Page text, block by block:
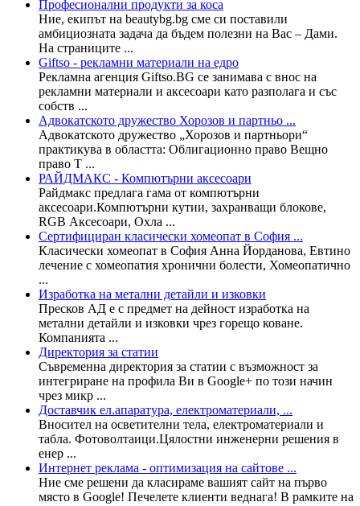
Професионални продукти за коса
Ние, екипът на beautybg.bg сме си поставили
амбициозната задача да бъдем полезни на Вас – Дами.
На страниците ...
Giftso - рекламни материали на едро
Рекламна агенция Giftso.BG се занимава с внос на
рекламни материали и аксесоари като разполага и със
собств ...
Адвокатското дружество Хорозов и партньо ...
Адвокатското дружество „Хорозов и партньори“
практикува в областта: Облигационно право Вещно
право Т ...
РАЙДМАКС - Компютърни аксесоари
Райдмакс предлага гама от компютърни
аксесоари.Компютърни кутии, захранващи блокове,
RGB Аксесоари, Охла ...
Сертифициран класически хомеопат в София ...
Класически хомеопат в София Анна Йорданова, Евтино
лечение с хомеопатия хронични болести, Хомеопатично
...
Изработка на метални детайли и изковки
Пресков АД е с предмет на дейност изработка на
метални детайли и изковки чрез горещо коване.
Компанията ...
Директория за статии
Съвременна директория за статии с възможност за
интегриране на профила Ви в Google+ по този начин
чрез микр ...
Доставчик ел.апаратура, електроматериали, ...
Вносител на осветителни тела, електроматериали и
табла. Фотоволтаици.Цялостни инженерни решения в
енер ...
Интернет реклама - оптимизация на сайтове ...
Ние сме решени да класираме вашият сайт на първо
място в Google! Печелете клиенти веднага! В рамките на